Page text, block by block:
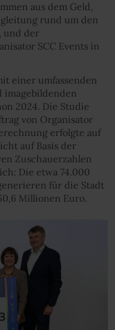
aus dem Geld,
rund um den
und der
SCC Events in
einer umfassenden
2024. Die Studie
von Organisator
erfolgte auf
auf Basis der
Zuschauerzahlen
Die etwa 74.000
für die Stadt
Millionen Euro.